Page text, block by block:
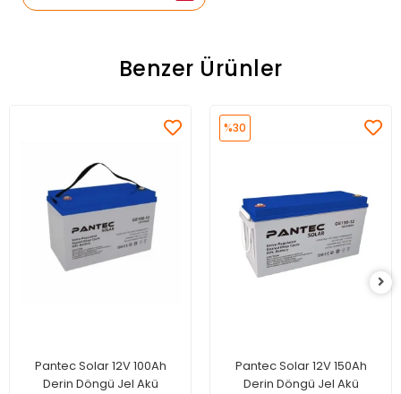
Benzer Ürünler
Pantec Solar 12V 100Ah
Derin Döngü Jel Akü
Pantec Solar 12V 150Ah
Derin Döngü Jel Akü
%30